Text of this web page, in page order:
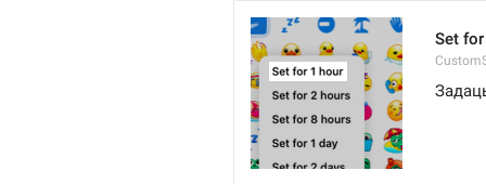
Set